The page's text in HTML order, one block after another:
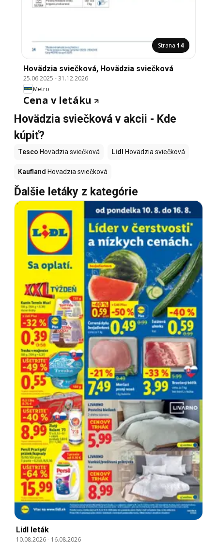
Strana 14
Hovädzia sviečková, Hovädzia sviečková
25.06.2025 -31.12.2026
Metro
Cena v letáku
Hovädzia sviečková v akcii - Kde
kúpiť?
Tesco Hovädzia sviečková Lidl Hovädzia sviečková
Kaufland Hovädzia sviečková
Ďalšie letáky z kategórie
Lidl leták
10.08.2026- 16.08.2026